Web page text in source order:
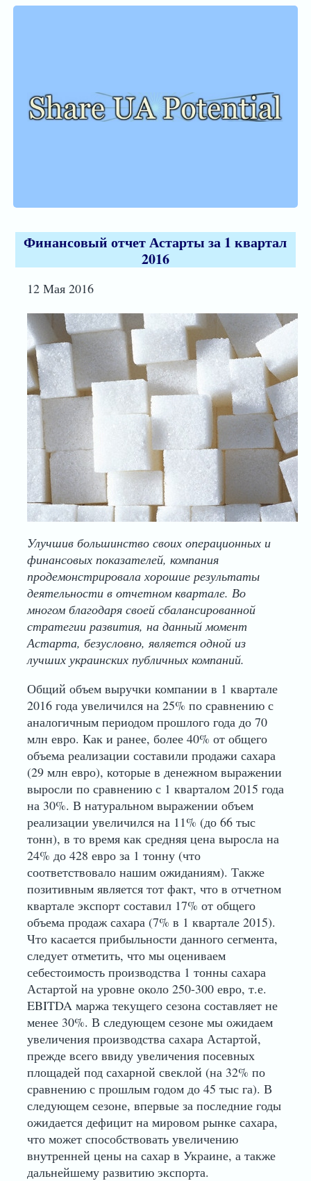
Финансовый отчет Астарты за 1 квартал
2016
12 Мая 2016
Улучшив большинство своих операционных и
финансовых показателей, компания
продемонстрировала хорошие результаты
деятельности в отчетном квартале. Во
многом благодаря своей сбалансированной
стратегии развития, на данный момент
Астарта, безусловно, является одной из
лучших украинских публичных компаний.
Общий объем выручки компании в 1 квартале
2016 года увеличился на 25% по сравнению с
аналогичным периодом прошлого года до 70
млн евро. Как и ранее, более 40% от общего
объема реализации составили продажи сахара
(29 млн евро), которые в денежном выражении
выросли по сравнению с 1 кварталом 2015 года
на 30%. В натуральном выражении объем
реализации увеличился на 11% (до 66 тыс
тонн), в то время как средняя цена выросла на
24% до 428 евро за 1 тонну (что
соответствовало нашим ожиданиям). Также
позитивным является тот факт, что в отчетном
квартале экспорт составил 17% от общего
объема продаж сахара (7% в 1 квартале 2015).
Что касается прибыльности данного сегмента,
следует отметить, что мы оцениваем
себестоимость производства 1 тонны сахара
Астартой на уровне около 250-300 евро, т.е.
EBITDA маржа текущего сезона составляет не
менее 30%. В следующем сезоне мы ожидаем
увеличения производства сахара Астартой,
прежде всего ввиду увеличения посевных
площадей под сахарной свеклой (на 32% по
сравнению с прошлым годом до 45 тыс га). В
следующем сезоне, впервые за последние годы
ожидается дефицит на мировом рынке сахара,
что может способствовать увеличению
внутренней цены на сахар в Украине, а также
дальнейшему развитию экспорта.